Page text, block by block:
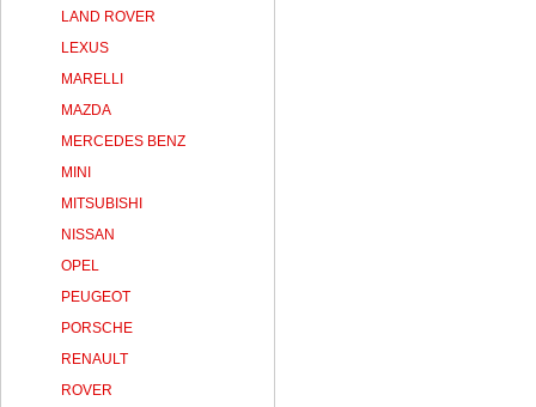
LAND ROVER
LEXUS
MARELLI
MAZDA
MERCEDES BENZ
MINI
MITSUBISHI
NISSAN
OPEL
PEUGEOT
PORSCHE
RENAULT
ROVER